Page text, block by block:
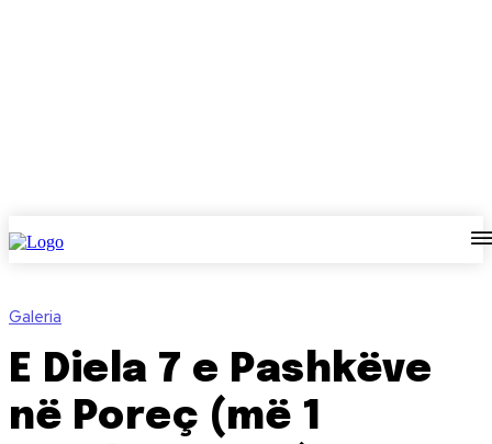
Galeria
E Diela 7 e Pashkëve
në Poreç (më 1